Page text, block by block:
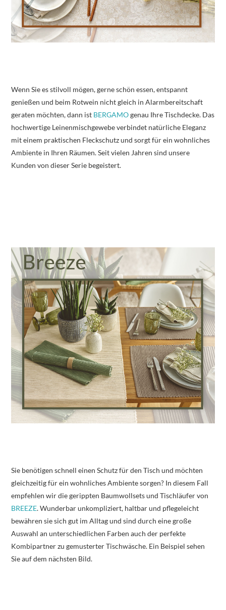
Wenn Sie es stilvoll mögen, gerne schön essen, entspannt
genießen und beim Rotwein nicht gleich in Alarmbereitschaft
geraten möchten, dann ist BERGAMOgenau Ihre Tischdecke. Das
hochwertige Leinenmischgewebe verbindet natürliche Eleganz
mit einem praktischen Fleckschutz und sorgt für ein wohnliches
Ambiente in Ihren Räumen. Seit vielen Jahren sind unsere
Kunden von dieser Serie begeistert.
Sie benötigen schnell einen Schutz für den Tisch und möchten
gleichzeitig für ein wohnliches Ambiente sorgen? In diesem Fall
empfehlen wir die gerippten Baumwollsets und Tischläufer von
BREEZE. Wunderbar unkompliziert, haltbar und pflegeleicht
bewähren sie sich gut im Alltag und sind durch eine große
Auswahl an unterschiedlichen Farben auch der perfekte
Kombipartner zu gemusterter Tischwäsche. Ein Beispiel sehen
Sie auf dem nächsten Bild.